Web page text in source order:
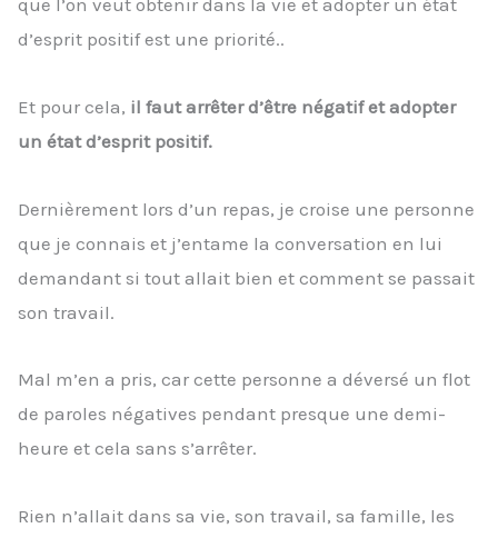
que l’on veut obtenir dans la vie et adopter un état
d’esprit positif est une priorité..
Et pour cela, il faut arrêter d’être négatif et adopter
un état d’esprit positif.
Dernièrement lors d’un repas, je croise une personne
que je connais et j’entame la conversation en lui
demandant si tout allait bien et comment se passait
son travail.
Mal m’en a pris, car cette personne a déversé un flot
de paroles négatives pendant presque une demi-
heure et cela sans s’arrêter.
Rien n’allait dans sa vie, son travail, sa famille, les